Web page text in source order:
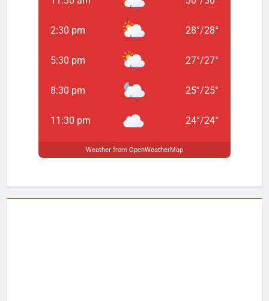
2:30 pm 28°/28°
5:30 pm 27°/27°
8:30 pm 25°/25°
11:30 pm 24°/24°
Weather from OpenWeatherMap